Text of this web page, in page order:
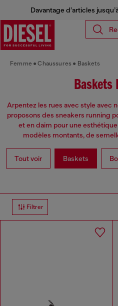
Davantage d’articles
Femme Chaussures Baskets
Baskets
Arpentez les rues avec style avec
proposons des sneakers running
et en daim pour une
modèles montants, de
Tout voir Baskets
Filtrer